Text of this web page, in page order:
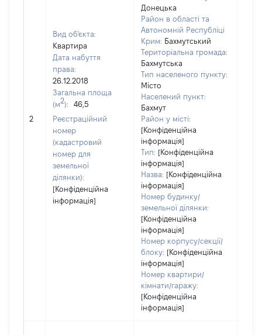
2
Вид об'єкта:
Квартира
Дата набуття
права:
26.12.2018
Загальна площа
(м2):
46,5
Реєстраційний
номер
(кадастровий
номер для
земельної
ділянки):
[Конфіденційна
інформація]
Донецька
Район в області та
Автономній Республіці
Крим: Бахмутський
Територіальна громада:
Бахмутська
Тип населеного пункту:
Місто
Населений пункт:
Бахмут
Район у місті:
[Конфіденційна
інформація]
Тип: [Конфіденційна
інформація]
Назва: [Конфіденційна
інформація]
Номер будинку/
земельної ділянки:
[Конфіденційна
інформація]
Номер корпусу/секції/
блоку: [Конфіденційна
інформація]
Номер квартири/
кімнати/гаражу:
[Конфіденційна
інформація]